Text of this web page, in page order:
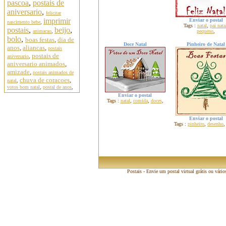
pascoa, postais de
aniversario, felicitar
nascimento bebe imprimir
postais, animacao beijo,
bolo, boas festas, dia de
anos, aliancas, postais
aniversario postais de
aniversario animados,
amizade, postais animados de
natal
chuva de coracoes,
votos bom natal postal de anos
Enviar o postal
Tags : natal
pai
pequeno
Doce Natal
Enviar o postal
Tags : natal comida, doces,
Pinheiro de Natal
Enviar o postal
Tags : pinheiro desenho
Postais - Envie um postal virtual grátis ou